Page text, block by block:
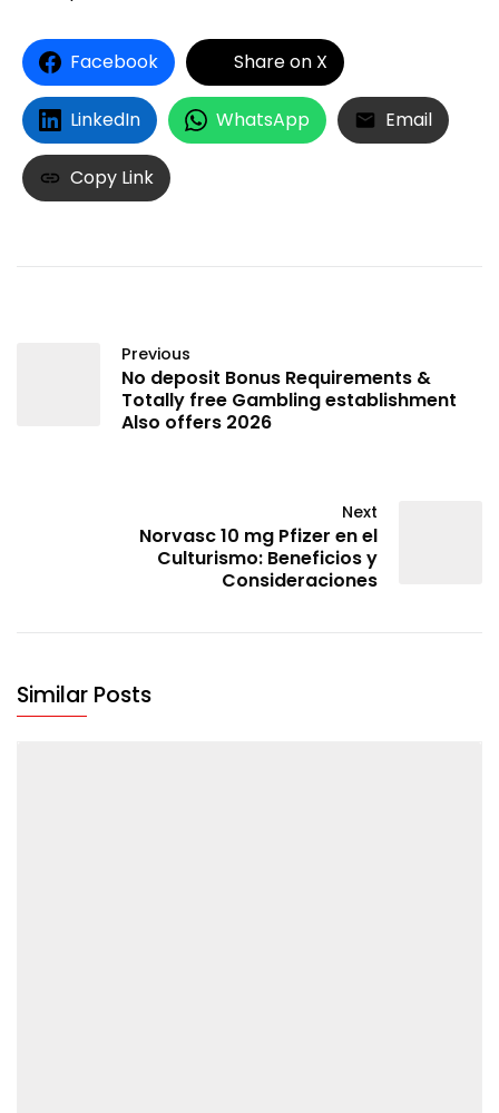
Facebook Share on X
LinkedIn WhatsApp Email
Copy Link
Previous
No deposit Bonus Requirements &
Totally free Gambling establishment
Also offers 2026
Next
Norvasc 10 mg Pfizer en el
Culturismo: Beneficios y
Consideraciones
Similar Posts